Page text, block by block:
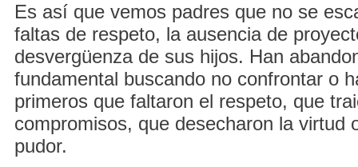
Es así que vemos padres que no se
faltas de respeto, la ausencia de
desvergüenza de sus hijos. Han
fundamental buscando no confrontar o
primeros que faltaron el respeto, que
compromisos, que desecharon la virtud
pudor.